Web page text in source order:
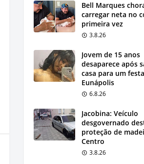
Bell Marques
carregar neta no
primeira vez
3.8.26
Jovem de 15 anos
desaparece após
casa para um
Eunápolis
6.8.26
Jacobina: Veículo
desgovernado
proteção de
Centro
3.8.26